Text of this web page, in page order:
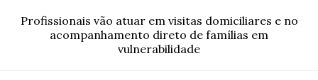
Profissionais vão atuar em visitas domiciliares e no
acompanhamento direto de famílias em
vulnerabilidade